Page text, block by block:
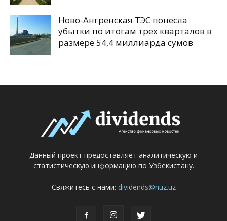
Ново-Ангренская ТЭС понесла
убытки по итогам трех кварталов в
размере 54,4 миллиарда сумов
Данный проект предоставляет аналитическую и
статистическую информацию по Узбекистану.
Свяжитесь с нами: dividends@nuz.uz